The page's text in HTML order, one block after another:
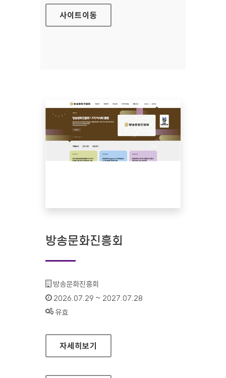
사이트이동
방송문화진흥회
기관명 :
방송문화진흥회
인증기간 :
2026.07.29 ~ 2027.07.28
상태 :
유효
방송문화진흥회
자세히보기